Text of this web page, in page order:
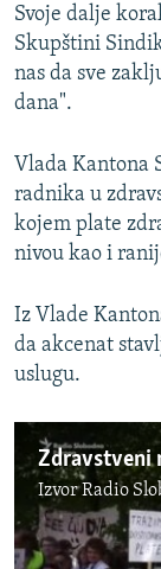
Svoje dalje
Skupštini
nas da sve
dana".
Vlada Kantona
radnika u
kojem plate
nivou kao i
Iz Vlade
da akcenat
uslugu.
IzvorRadio
No